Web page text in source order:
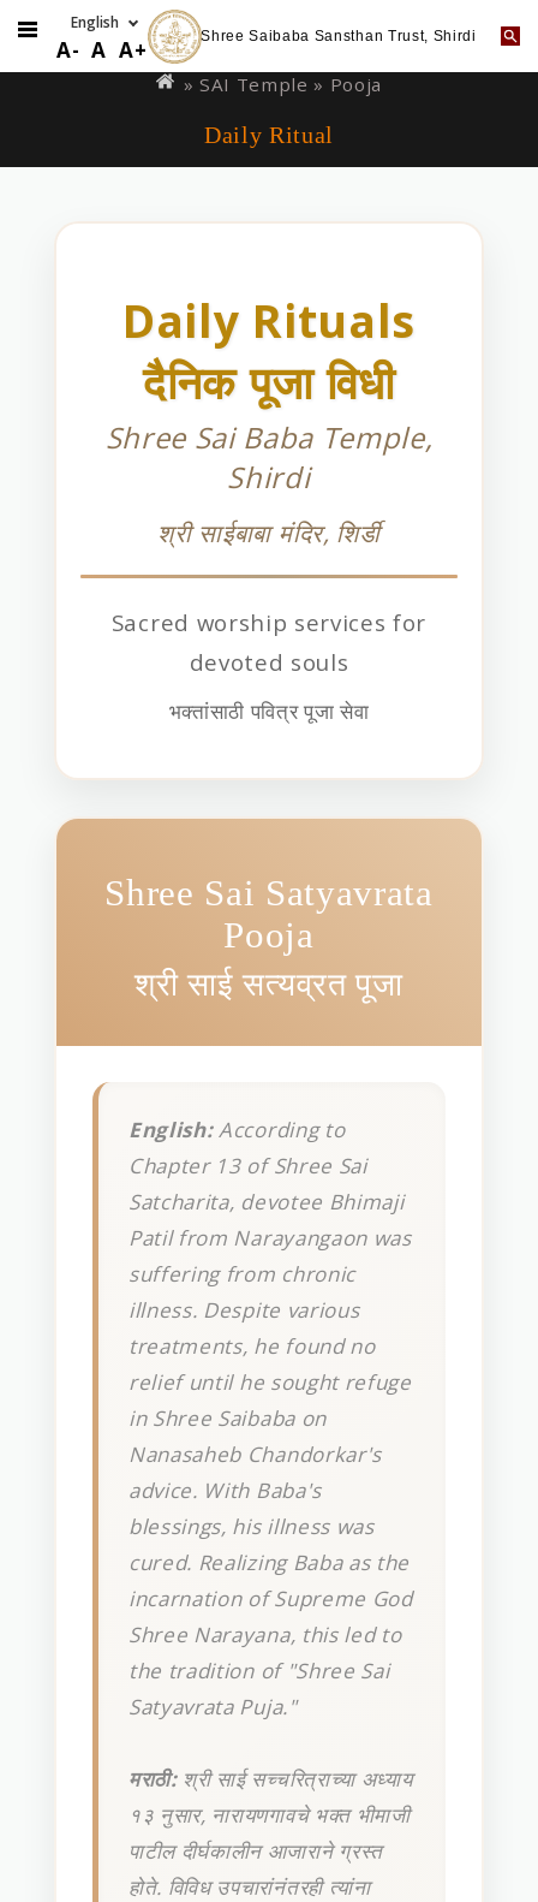
to
A- A A+ Shree Saibaba Sansthan Trust, Shirdi
are
» SAI Temple » Pooja
Daily Ritual
Daily Rituals
दैनिक पूजा विधी
Shree Sai Baba Temple,
Shirdi
श्री साईबाबा मंदिर, शिर्डी
Sacred worship services for
devoted souls
भक्तांसाठी पवित्र पूजा सेवा
Shree Sai Satyavrata
Pooja
श्री साई सत्यव्रत पूजा
English:According to
Chapter 13 of Shree Sai
Satcharita, devotee Bhimaji
Patil from Narayangaon was
suffering from chronic
illness. Despite various
treatments, he found no
relief until he sought refuge
in Shree Saibaba on
Nanasaheb Chandorkar's
advice. With Baba's
blessings, his illness was
cured. Realizing Baba as the
incarnation of Supreme God
Shree Narayana, this led to
the tradition of "Shree Sai
Satyavrata Puja."
मराठी:श्री साई सच्चरित्राच्या अध्याय
१३ नुसार, नारायणगावचे भक्त भीमाजी
पाटील दीर्घकालीन आजाराने ग्रस्त
होते. विविध उपचारांनंतरही त्यांना